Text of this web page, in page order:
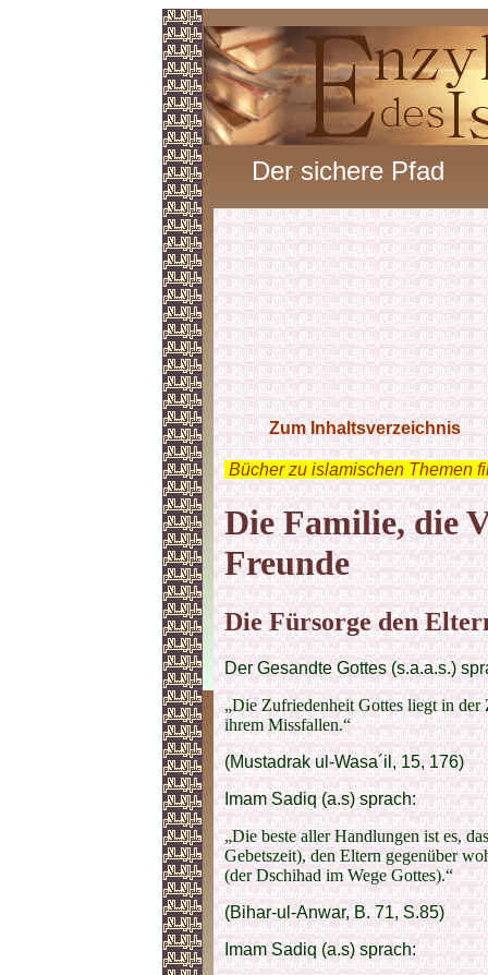
Der sichere Pfad
Zum Inhaltsverzeichnis
Bücher zu islamischen Themen
Die Familie, die
Freunde
Die Fürsorge den
Der Gesandte Gottes (s.a.a.s.)
„Die Zufriedenheit Gottes liegt in
ihrem Missfallen.“
(Mustadrak ul-Wasa´il, 15, 176)
Imam Sadiq (a.s) sprach:
„Die beste aller Handlungen ist es,
Gebetszeit), den Eltern gegenüber
(der Dschihad im Wege Gottes).“
(Bihar-ul-Anwar, B. 71, S.85)
Imam Sadiq (a.s) sprach: